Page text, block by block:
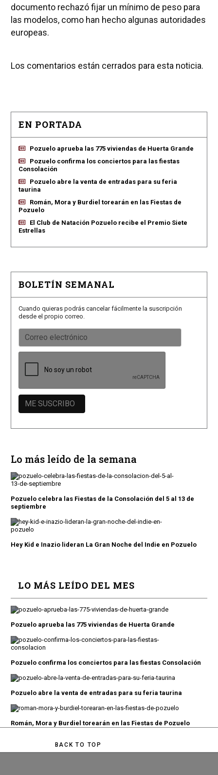
documento rechazó fijar un mínimo de peso para
las modelos, como han hecho algunas autoridades
europeas.
Los comentarios están cerrados para esta noticia.
EN PORTADA
Pozuelo aprueba las 775 viviendas de Huerta Grande
Pozuelo confirma los conciertos para las fiestas
Consolación
Pozuelo abre la venta de entradas para su feria
taurina
Román, Mora y Burdiel torearán en las Fiestas de
Pozuelo
El Club de Natación Pozuelo recibe el Premio Siete
Estrellas
BOLETÍN SEMANAL
Cuando quieras podrás cancelar fácilmente la suscripción
desde el propio correo.
Lo más leído de la semana
Pozuelo celebra las Fiestas de la Consolación del 5 al 13 de
septiembre
Hey Kid e Inazio lideran La Gran Noche del Indie en Pozuelo
LO MÁS LEÍDO DEL MES
Pozuelo aprueba las 775 viviendas de Huerta Grande
Pozuelo confirma los conciertos para las fiestas Consolación
Pozuelo abre la venta de entradas para su feria taurina
Román, Mora y Burdiel torearán en las Fiestas de Pozuelo
BACK TO TOP